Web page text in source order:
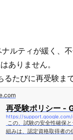
ルティが緩く、
ありません。
るたびに再受験ま
再受験ポリシー -
https://
この、試験の安全性確保
組みは、認定資格取得者の